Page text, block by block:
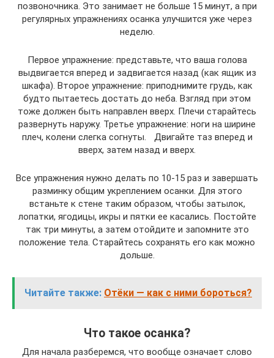
позвоночника. Это занимает не больше 15 минут, а при
регулярных упражнениях осанка улучшится уже через
неделю.
Первое упражнение: представьте, что ваша голова
выдвигается вперед и задвигается назад (как ящик из
шкафа). Второе упражнение: приподнимите грудь, как
будто пытаетесь достать до неба. Взгляд при этом
тоже должен быть направлен вверх. Плечи старайтесь
развернуть наружу. Третье упражнение: ноги на ширине
плеч, колени слегка согнуты. Двигайте таз вперед и
вверх, затем назад и вверх.
Все упражнения нужно делать по 10-15 раз и завершать
разминку общим укреплением осанки. Для этого
встаньте к стене таким образом, чтобы затылок,
лопатки, ягодицы, икры и пятки ее касались. Постойте
так три минуты, а затем отойдите и запомните это
положение тела. Старайтесь сохранять его как можно
дольше.
Читайте также: Отёки — как с ними бороться?
Что такое осанка?
Для начала разберемся, что вообще означает слово